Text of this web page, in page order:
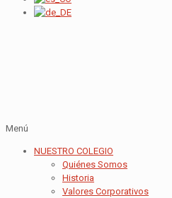
Menú
NUESTRO COLEGIO
Quiénes Somos
Historia
Valores Corporativos